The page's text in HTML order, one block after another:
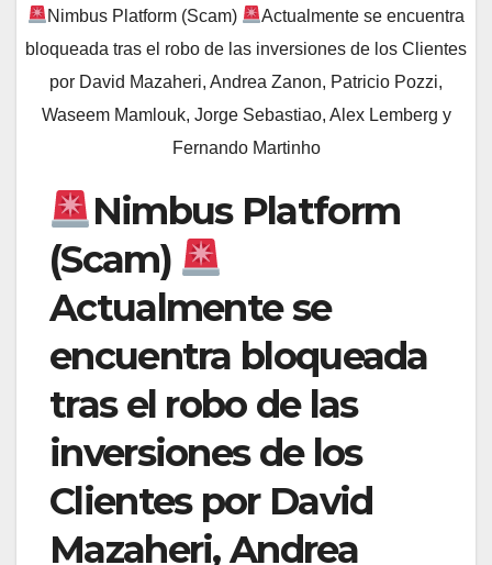
Nimbus Platform (Scam)
Actualmente se encuentra
bloqueada tras el robo de las inversiones de los Clientes
por David Mazaheri, Andrea Zanon, Patricio Pozzi,
Waseem Mamlouk, Jorge Sebastiao, Alex Lemberg y
Fernando Martinho
Nimbus Platform
(Scam)
Actualmente se
encuentra bloqueada
tras el robo de las
inversiones de los
Clientes por David
Mazaheri, Andrea